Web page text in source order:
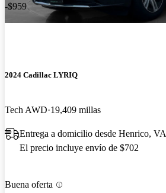
-$959
2024 Cadillac LYRIQ
Tech AWD 19,409 millas
Entrega a domicilio desde Henrico, VA
El precio incluye envío de $702
Buena oferta